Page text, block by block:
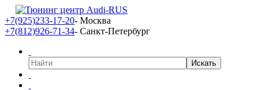
+7(925)233-17-20- Москва
+7(812)926-71-34- Санкт-Петербург